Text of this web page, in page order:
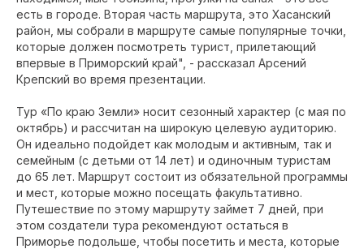
есть в городе. Вторая часть маршрута, это Хасанский
район, мы собрали в маршруте самые популярные точки,
которые должен посмотреть турист, прилетающий
впервые в Приморский край", - рассказал Арсений
Крепский во время презентации.
Тур «По краю Земли» носит сезонный характер (с мая по
октябрь) и рассчитан на широкую целевую аудиторию.
Он идеально подойдет как молодым и активным, так и
семейным (с детьми от 14 лет) и одиночным туристам
до 65 лет. Маршрут состоит из обязательной программы
и мест, которые можно посещать факультативно.
Путешествие по этому маршруту займет 7 дней, при
этом создатели тура рекомендуют остаться в
Приморье подольше, чтобы посетить и места, которые